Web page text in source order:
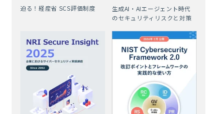
迫る！経産省 SCS評価制度
生成AI・AIエージェント時代
のセキュリティリスクと対策